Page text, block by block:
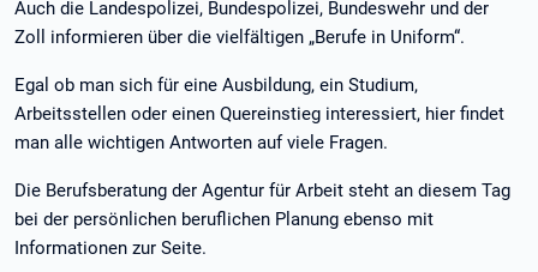
Auch die Landespolizei, Bundespolizei, Bundeswehr und der
Zoll informieren über die vielfältigen „Berufe in Uniform“.
Egal ob man sich für eine Ausbildung, ein Studium,
Arbeitsstellen oder einen Quereinstieg interessiert, hier findet
man alle wichtigen Antworten auf viele Fragen.
Die Berufsberatung der Agentur für Arbeit steht an diesem Tag
bei der persönlichen beruflichen Planung ebenso mit
Informationen zur Seite.